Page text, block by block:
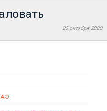
25 октября 2020